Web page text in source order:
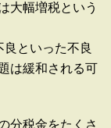
大幅増税という
といった不良
は緩和される可
分税金をたくさ